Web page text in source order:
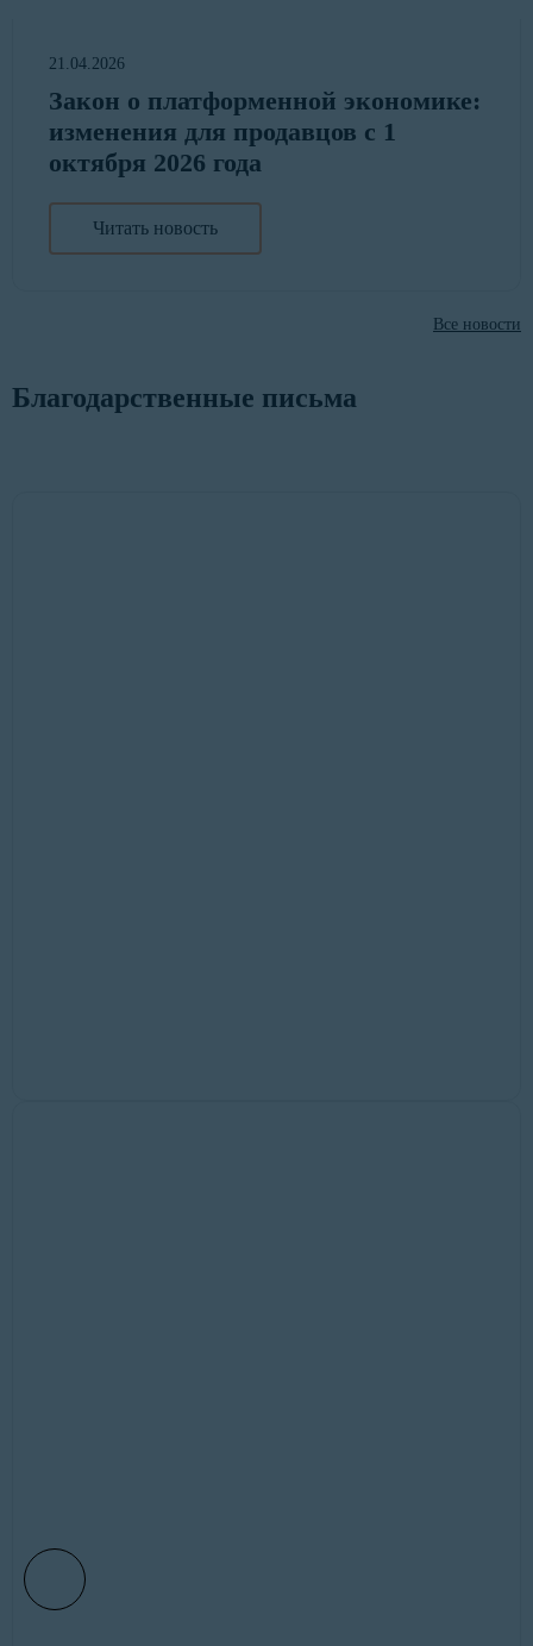
21.04.2026
Закон о платформенной экономике:
изменения для продавцов с 1
октября 2026 года
Читать новость
Все новости
Благодарственные письма